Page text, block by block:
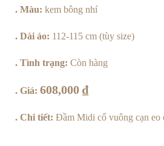
. Màu: kem bông nhí
. Dài áo: 112-115 cm (tùy size)
. Tình trạng: Còn hàng
. Giá: 608,000 ₫
. Chi tiết: Đầm Midi cổ vuông cạn eo